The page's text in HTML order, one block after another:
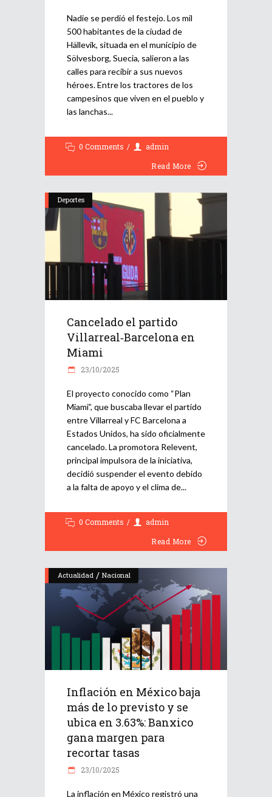
Nadie se perdió el festejo. Los mil
500 habitantes de la ciudad de
Hällevik, situada en el municipio de
Sölvesborg, Suecia, salieron a las
calles para recibir a sus nuevos
héroes. Entre los tractores de los
campesinos que viven en el pueblo y
las lanchas
0 Comments
admin
Read More
Deportes
Cancelado el partido
Villarreal‑Barcelona en
Miami
23/10/2025
El proyecto conocido como “Plan
Miami”, que buscaba llevar el partido
entre Villarreal y FC Barcelona a
Estados Unidos, ha sido oficialmente
cancelado. La promotora Relevent,
principal impulsora de la iniciativa,
decidió suspender el evento debido
a la falta de apoyo y el clima de
0 Comments
admin
Read More
Actualidad / Nacional
Inflación en México baja
más de lo previsto y se
ubica en 3.63%: Banxico
gana margen para
recortar tasas
23/10/2025
La inflación en México registró una